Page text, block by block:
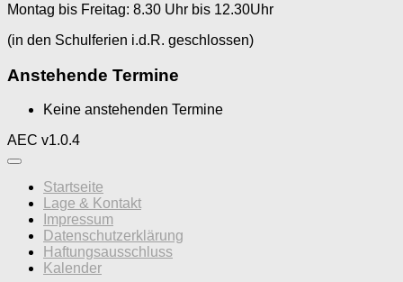
Montag bis Freitag: 8.30 Uhr bis 12.30Uhr
(in den Schulferien i.d.R. geschlossen)
Anstehende Termine
Keine anstehenden Termine
AEC v1.0.4
Startseite
Lage & Kontakt
Impressum
Datenschutzerklärung
Haftungsausschluss
Kalender